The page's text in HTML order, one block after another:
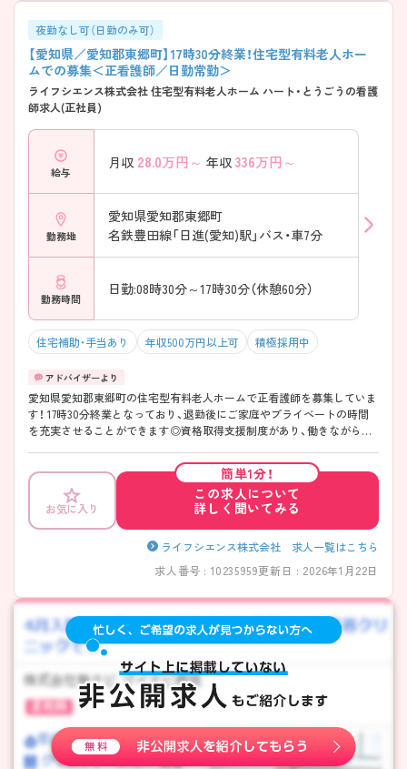
夜勤なし可（日勤のみ可）
【愛知県／愛知郡東郷町】17時30分終業！住宅型有料老人ホー
ムでの募集＜正看護師／日勤常勤＞
ライフシエンス株式会社 住宅型有料老人ホーム ハート・とうごうの看護
師求人(正社員)
給与
月収 28.0万円～ 年収 336万円～
勤務地
愛知県愛知郡東郷町
名鉄豊田線「日進(愛知)駅」バス・車7分
勤務時間
日勤:08時30分～17時30分（休憩60分）
住宅補助・手当あり 年収500万円以上可 積極採用中
愛知県愛知郡東郷町の住宅型有料老人ホームで正看護師を募集していま
す！ 17時30分終業となっており、退勤後にご家庭やプライベートの時間
を充実させることができます◎資格取得支援制度があり、働きながらス
興味のある方は、面接のポイントをお伝えしますのでご連絡ください！
お気に入り
簡単1分！
この求人について
詳しく聞いてみる
ライフシエンス株式会社 求人一覧はこちら
求人番号 : 10235959更新日 : 2026年1月22日